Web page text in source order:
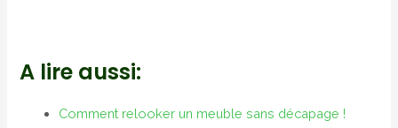
A lire aussi:
Comment relooker un meuble sans décapage !